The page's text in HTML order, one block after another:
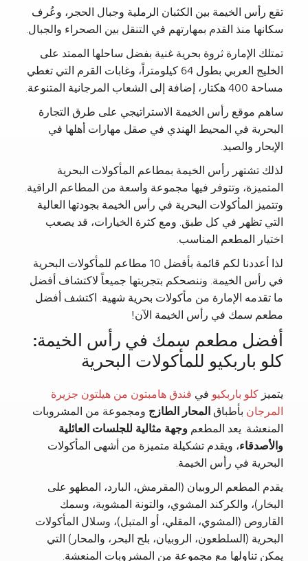
تقع رأس الخيمة بين الكثبان الرملية وجبال الحجر، وعُرف
سكانها منذ القدم بمهارتهم في التنقل بين الصحراء والجبال.
تمتلك الإمارة ثروة بحرية غنية بفضل ساحلها الممتد على
الخليج العربي بطول 64 كيلومتراً، وغابات القرم التي تغطي
مساحة 400 هكتار، إضافة إلى الشعاب المرجانية المتنوعة.
ساهم موقع رأس الخيمة الاستراتيجي على طرق التجارة
البحرية في المحيط الهندي في صقل مهارات أهلها في
الإبحار والصيد.
لذلك تشتهر رأس الخيمة بمطاعم المأكولات البحرية
المتميزة، وتتوفر فيها مجموعة واسعة من المطاعم الراقية.
وتتميز المأكولات البحرية في رأس الخيمة بجودتها العالية
التي تظهر في كل طبق. ومع كثرة الخيارات، قد يصعب
اختيار المطعم المناسب.
لذا أعددنا لكم قائمة بأفضل 10 مطاعم للمأكولات البحرية
في رأس الخيمة. وننصحكم بتجربتها جميعاً لاكتشاف أفضل
ما تقدمه الإمارة من مأكولات بحرية شهية. اكتشف أفضل
مطعم سمك في رأس الخيمة الآن!
أفضل مطعم سمك في رأس الخيمة:
كلو باربكيو للمأكولات البحرية
يتميزكلو باربكيوفيفندق هامبتون من هيلتون جزيرة
المرجانبأطباقالمحار الطازجومجموعة من المشروبات
المنعشة. يعد المطعموجهة مثالية للجلسات العائلية
والأصدقاء، ويقدم تشكيلة متميزة من أشهى المأكولات
البحرية في رأس الخيمة.
يقدم المطعم الروبيان (المقرمش، البارد، المطهو على
البخار)، والكركند المشوي، والتونة المشوية، وسمك
القاروص (المشوي، المقلي، أو المتبل)، وسلال المأكولات
البحرية (السلطعون، الروبيان، بلح البحر، والمحار) التي
يمكن تناولها مع مجموعة من المشروبات المنعشة.